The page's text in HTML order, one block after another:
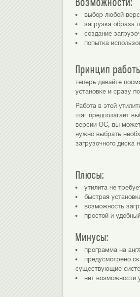
выбор любой
загрузка образа
создание
попытка
Принцип
теперь давайте
установке и сразу
Работа в этой
шаг предполагает
версии ОС, вы
нужно выбрать
загрузочного диска
Плюсы:
утилита не
быстрая
возможность
простой и
Минусы:
программа на
предусмотрено
существующие
нет возможности